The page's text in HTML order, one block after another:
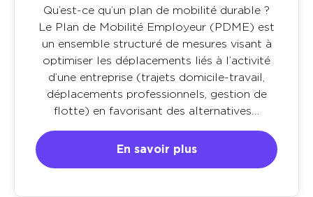
Qu’est-ce qu’un plan de mobilité durable ?
Le Plan de Mobilité Employeur (PDME) est
un ensemble structuré de mesures visant à
optimiser les déplacements liés à l’activité
d’une entreprise (trajets domicile-travail,
déplacements professionnels, gestion de
flotte) en favorisant des alternatives…
En savoir plus